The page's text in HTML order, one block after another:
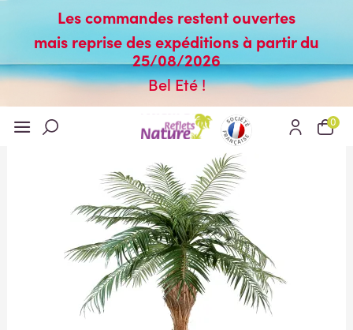
Les commandes restent ouvertes
mais reprise des expéditions à partir du
25/08/2026
Bel Eté !
0